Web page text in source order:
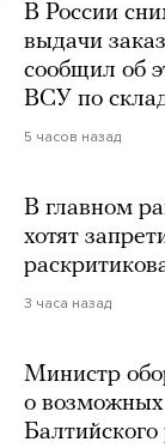
В России
выдачи
сообщил об
ВСУ по
5 часов назад
В главном
хотят
3 часа назад
Министр
о возможных